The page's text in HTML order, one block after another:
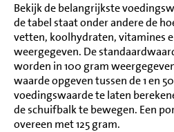
Bekijk de belangrijkste
de tabel staat onder andere de
vetten, koolhydraten, vitamines
weergegeven. De
worden in 100 gram
waarde opgeven tussen de 1 en
voedingswaarde te laten
de schuifbalk te bewegen. Een
overeen met 125 gram.